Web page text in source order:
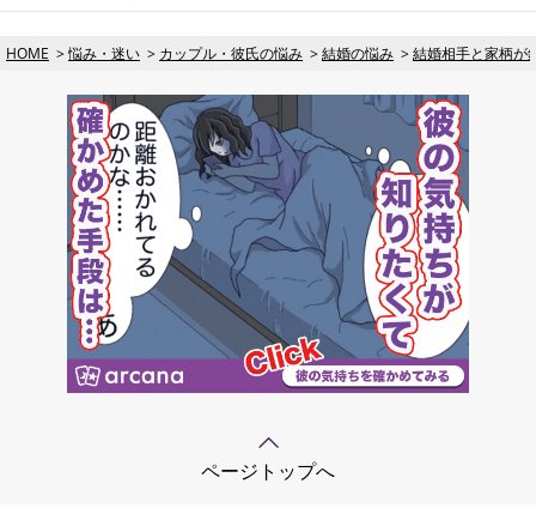
HOME 悩み・迷い カップル・彼氏の悩み 結婚の悩み 結婚相手と家柄が
ページトップへ